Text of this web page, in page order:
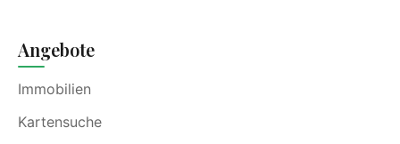
Angebote
Immobilien
Kartensuche